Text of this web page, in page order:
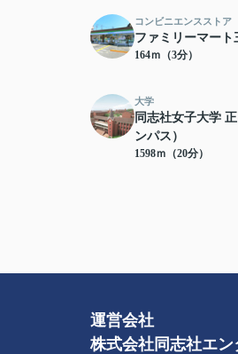
コンビニエンスストア
ファミリーマート
164ｍ（3分）
大学
同志社女子大学
ンパス）
1598ｍ（20分）
運営会社
株式会社同志社エ